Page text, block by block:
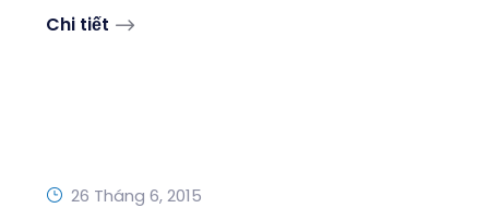
Chi tiết
26 Tháng 6, 2015